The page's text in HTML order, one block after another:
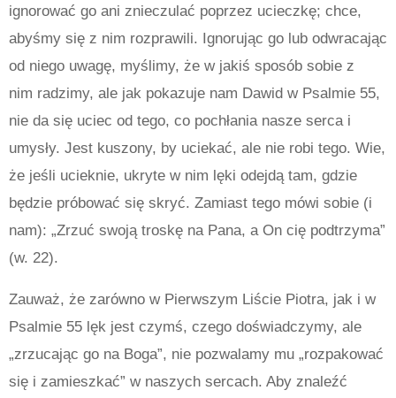
ignorować go ani znieczulać poprzez ucieczkę; chce,
abyśmy się z nim rozprawili. Ignorując go lub odwracając
od niego uwagę, myślimy, że w jakiś sposób sobie z
nim radzimy, ale jak pokazuje nam Dawid w Psalmie 55,
nie da się uciec od tego, co pochłania nasze serca i
umysły. Jest kuszony, by uciekać, ale nie robi tego. Wie,
że jeśli ucieknie, ukryte w nim lęki odejdą tam, gdzie
będzie próbować się skryć. Zamiast tego mówi sobie (i
nam): „Zrzuć swoją troskę na Pana, a On cię podtrzyma”
(w. 22).
Zauważ, że zarówno w Pierwszym Liście Piotra, jak i w
Psalmie 55 lęk jest czymś, czego doświadczymy, ale
„zrzucając go na Boga”, nie pozwalamy mu „rozpakować
się i zamieszkać” w naszych sercach. Aby znaleźć